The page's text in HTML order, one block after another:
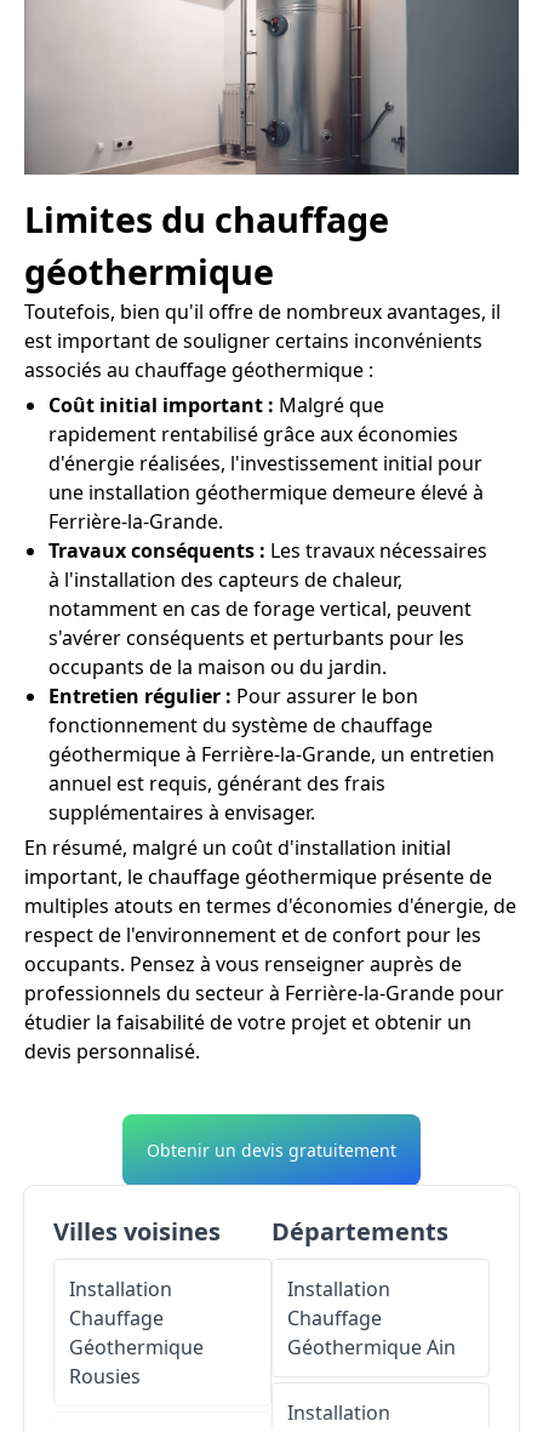
Limites du chauffage
géothermique
Toutefois, bien qu'il offre de nombreux avantages, il
est important de souligner certains inconvénients
associés au chauffage géothermique :
Coût initial important : Malgré que
rapidement rentabilisé grâce aux économies
d'énergie réalisées, l'investissement initial pour
une installation géothermique demeure élevé à
Ferrière-la-Grande.
Travaux conséquents : Les travaux nécessaires
à l'installation des capteurs de chaleur,
notamment en cas de forage vertical, peuvent
s'avérer conséquents et perturbants pour les
occupants de la maison ou du jardin.
Entretien régulier : Pour assurer le bon
fonctionnement du système de chauffage
géothermique à Ferrière-la-Grande, un entretien
annuel est requis, générant des frais
supplémentaires à envisager.
En résumé, malgré un coût d'installation initial
important, le chauffage géothermique présente de
multiples atouts en termes d'économies d'énergie, de
respect de l'environnement et de confort pour les
occupants. Pensez à vous renseigner auprès de
professionnels du secteur à Ferrière-la-Grande pour
étudier la faisabilité de votre projet et obtenir un
devis personnalisé.
Obtenir un devis gratuitement
Villes voisines
Installation
Chauffage
Géothermique
Rousies
Départements
Installation
Chauffage
GéothermiqueAin
Installation